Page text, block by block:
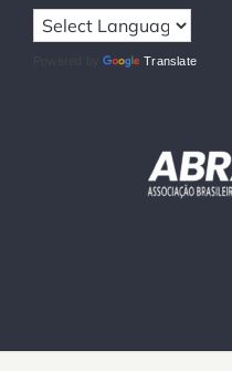
Powered by Translate